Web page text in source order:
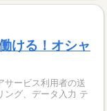
ける！オシャ
サービス利用者の送
ング、データ入力 テ